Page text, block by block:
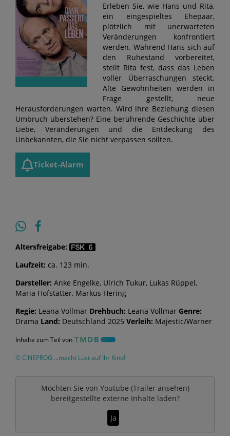
Erleben Sie, wie Hans und Rita,
ein eingespieltes Ehepaar,
plötzlich mit unerwarteten
Veränderungen konfrontiert
werden. Während Hans sich auf
den Ruhestand vorbereitet,
stellt Rita fest, dass das Leben
voller Überraschungen steckt.
Alte Gewohnheiten werden in
Frage gestellt, neue
Herausforderungen warten. Wird ihre Beziehung diesen
Umbruch überstehen? Eine berührende Geschichte über
Liebe, Veränderungen und die Entdeckung des
Unbekannten, die Sie nicht verpassen sollten.
Ticket-Alarm
Altersfreigabe:
Laufzeit: ca. 123 min.
Darsteller: Anke Engelke, Ulrich Tukur, Lukas Rüppel,
Maria Hofstätter, Markus Hering
Regie: Leana Vollmar Drehbuch: Leana Vollmar Genre:
Drama Land: Deutschland 2025 Verleih: Majestic/Warner
Inhalte zum Teil von
© CINEPROG ...macht Lust auf Ihr Kino!
Möchten Sie von Youtube (Trailer ansehen)
bereitgestellte externe Inhalte laden?
Ja